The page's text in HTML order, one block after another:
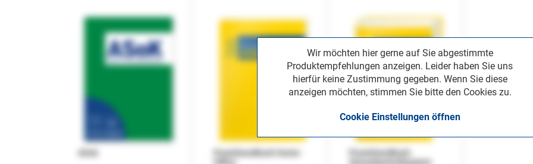
Wir möchten hier gerne auf Sie abgestimmte
Produktempfehlungen anzeigen. Leider haben Sie uns
hierfür keine Zustimmung gegeben. Wenn Sie diese
anzeigen möchten, stimmen Sie bitte den Cookies zu.
Cookie Einstellungen öffnen
Praxishandbuch Home-
Praxishandbuch